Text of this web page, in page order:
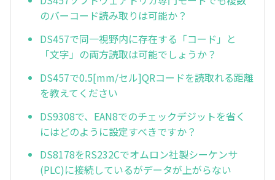
のバーコード読み取りは可能か？
DS457で同一視野内に存在する「コード」と
「文字」の両方読取は可能でしょうか？
DS457で0.5[mm/セル]QRコードを読取れる距離
を教えてください
DS9308で、EAN8でのチェックデジットを省く
にはどのように設定すべきですか？
DS8178をRS232Cでオムロン社製シーケンサ
(PLC)に接続しているがデータが上がらない